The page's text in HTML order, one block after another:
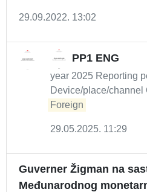
29.09.2022. 13:02
PP1 ENG
year 2025 Reporting
Device/place/channel
Foreign
29.05.2025. 11:29
Guverner Žigman na
Međunarodnog